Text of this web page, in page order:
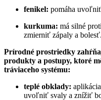
fenikel: pomáha
kurkuma: má silné
zmierniť zápaly a bolesť.
Prírodné prostriedky
produkty a postupy, ktoré
tráviaceho systému:
teplé obklady:
uvoľniť svaly a znížiť